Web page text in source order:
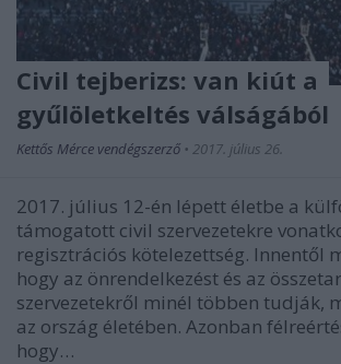
Civil tejberizs: van kiút a
gyűlöletkeltés válságából
Kettős Mérce vendégszerző • 2017. július 26.
2017. július 12-én lépett életbe a
támogatott civil szervezetekre
regisztrációs kötelezettség. Innentől
hogy az önrendelkezést és az
szervezetekről minél többen tudják,
az ország életében. Azonban
hogy…